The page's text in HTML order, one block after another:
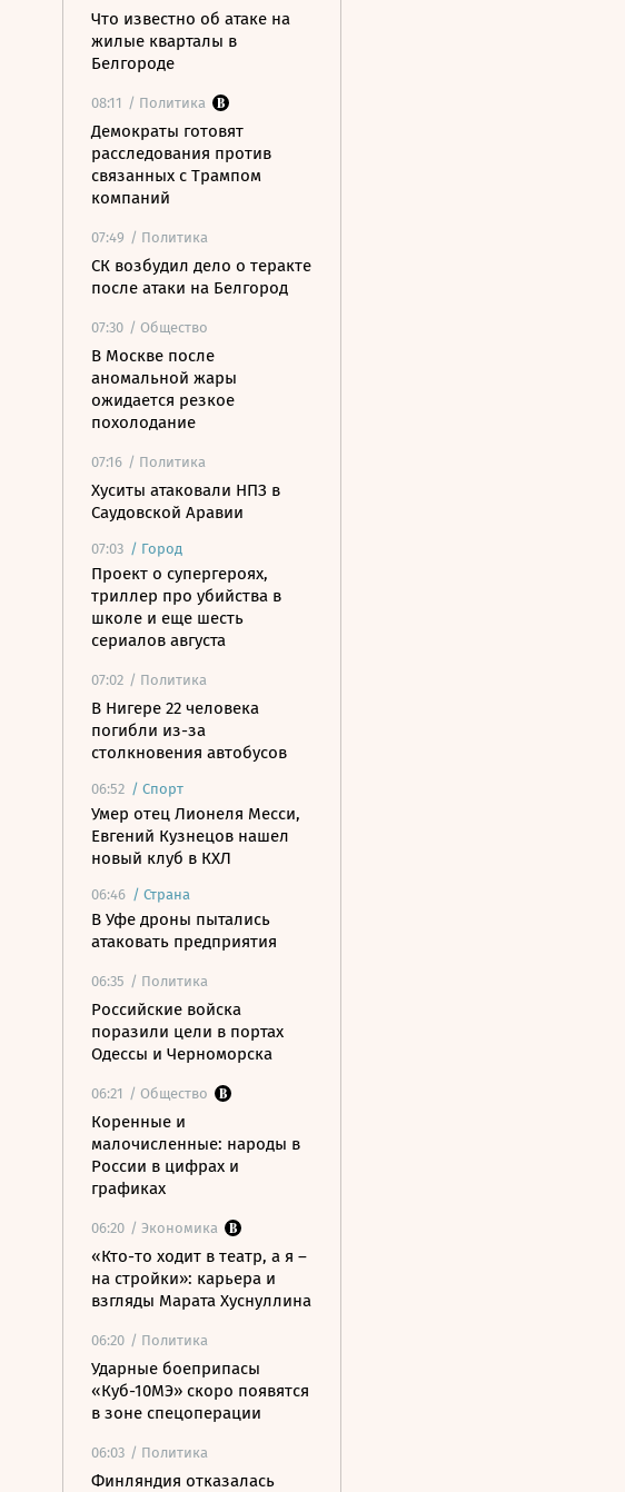
Что известно об атаке на
жилые кварталы в
Белгороде
08:11 / Политика
Демократы готовят
расследования против
связанных с Трампом
компаний
07:49 / Политика
СК возбудил дело о теракте
после атаки на Белгород
07:30 / Общество
В Москве после
аномальной жары
ожидается резкое
похолодание
07:16 / Политика
Хуситы атаковали НПЗ в
Саудовской Аравии
07:03 / Город
Проект о супергероях,
триллер про убийства в
школе и еще шесть
сериалов августа
07:02 / Политика
В Нигере 22 человека
погибли из-за
столкновения автобусов
06:52 / Спорт
Умер отец Лионеля Месси,
Евгений Кузнецов нашел
новый клуб в КХЛ
06:46 / Страна
В Уфе дроны пытались
атаковать предприятия
06:35 / Политика
Российские войска
поразили цели в портах
Одессы и Черноморска
06:21 / Общество
Коренные и
малочисленные: народы в
России в цифрах и
графиках
06:20 / Экономика
«Кто-то ходит в театр, а я –
на стройки»: карьера и
взгляды Марата Хуснуллина
06:20 / Политика
Ударные боеприпасы
«Куб-10МЭ» скоро появятся
в зоне спецоперации
06:03 / Политика
Финляндия отказалась